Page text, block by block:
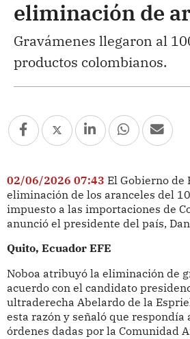
eliminación de
Gravámenes llegaron al
productos colombianos.
02/06/2026 07:43 El Gobierno de
eliminación de los aranceles del
impuesto a las importaciones de
anunció el presidente del país,
Quito, Ecuador EFE
Noboa atribuyó la eliminación de
acuerdo con el candidato
ultraderecha Abelardo de la
esta razón y señaló que
órdenes dadas por la Comunidad